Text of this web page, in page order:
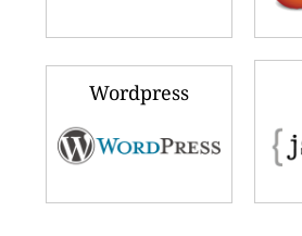
Wordpress